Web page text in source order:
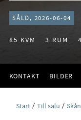
SÅLD, 2026-06-04
85 KVM 3 RUM
KONTAKT BILDER
Start Till salu